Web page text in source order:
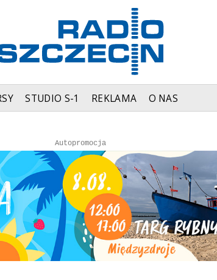
STUDIO S-1 REKLAMA O NAS
Autopromocja
Autopromocja
Reklama